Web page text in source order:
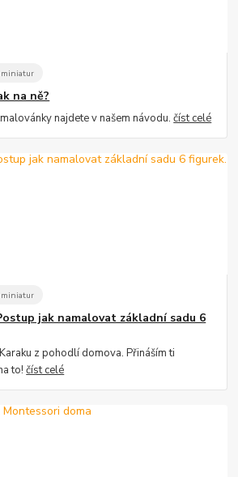
miniatur
na ně?
najdete v našem návodu.číst celé
miniatur
jak namalovat základní sadu 6
z pohodlí domova. Přináším ti
to!číst celé